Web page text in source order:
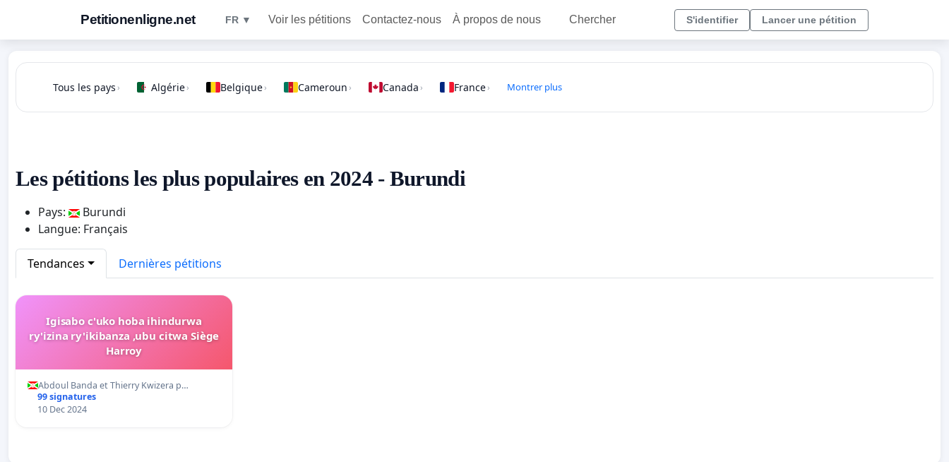
Petitionenligne.net FR ▼ Voir les pétitions Contactez-nous À propos de nous Chercher S'identifier Lancer une pétition
Tous les pays › Algérie› Belgique› Cameroun › Canada › France› Montrer plus
Les pétitions les plus populaires en 2024 - Burundi
Pays:
Burundi
Langue: Français
Tendances Dernières pétitions
Igisabo c'uko hoba ihindurwa
ry'izina ry'ikibanza ,ubu citwa Siège
Harroy
Abdoul Banda et Thierry Kwizera p…
99 signatures
10 Dec 2024